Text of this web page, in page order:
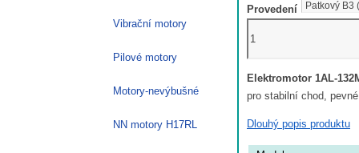
Provedení
4
kW,
960
ot./min,
V,
1AL-
Elektromotor 1AL-
pro stabilní chod,
Dlouhý popis produktu
Vibrační motory
Pilové motory
Motory-nevýbušné
NN motory H17RL